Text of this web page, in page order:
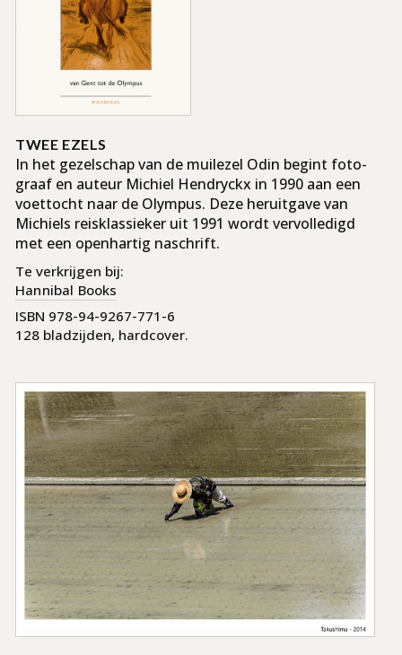
TWEE EZELS
In het gezelschap van de muil­ezel Odin begint foto­
graaf en au­teur Michiel Hendryckx in 1990 aan een
voet­tocht naar de Olympus. Deze her­uitgave van
Michiels reis­klassieker uit 1991 wordt ver­volledigd
met een open­hartig naschrift.
Te verkrijgen bij:
Hannibal Books
ISBN 978-94-9267-771-6
128 bladzijden, hardcover.